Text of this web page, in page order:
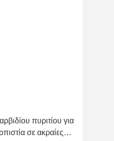
πυριτίου για
σε ακραίες